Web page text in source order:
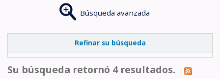
Búsqueda avanzada
Refinar su búsqueda
Su búsqueda retornó 4 resultados.